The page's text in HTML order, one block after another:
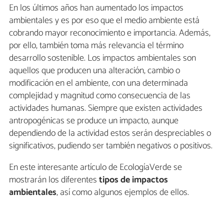
En los últimos años han aumentado los impactos
ambientales y es por eso que el medio ambiente está
cobrando mayor reconocimiento e importancia. Además,
por ello, también toma más relevancia el término
desarrollo sostenible. Los impactos ambientales son
aquellos que producen una alteración, cambio o
modificación en el ambiente, con una determinada
complejidad y magnitud como consecuencia de las
actividades humanas. Siempre que existen actividades
antropogénicas se produce un impacto, aunque
dependiendo de la actividad estos serán despreciables o
significativos, pudiendo ser también negativos o positivos.
En este interesante artículo de EcologíaVerde se
mostrarán los diferentestipos de impactos
ambientales, así como algunos ejemplos de ellos.